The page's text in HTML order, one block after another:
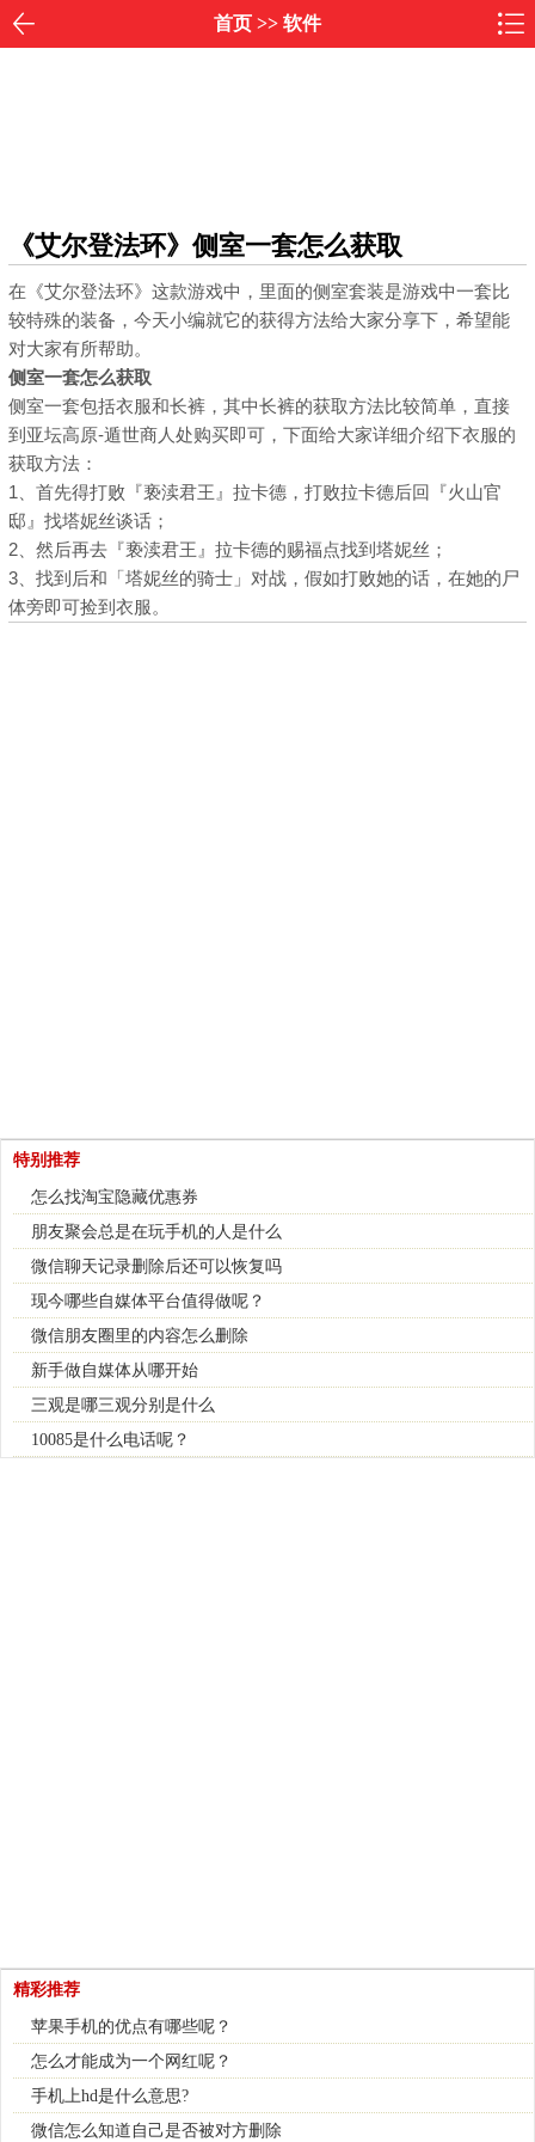
首页>> 软件
《艾尔登法环》侧室一套怎么获取
在《艾尔登法环》这款游戏中，里面的侧室套装是游戏中一套比
较特殊的装备，今天小编就它的获得方法给大家分享下，希望能
对大家有所帮助。
侧室一套怎么获取
侧室一套包括衣服和长裤，其中长裤的获取方法比较简单，直接
到亚坛高原-遁世商人处购买即可，下面给大家详细介绍下衣服的
获取方法：
1、首先得打败『亵渎君王』拉卡德，打败拉卡德后回『火山官
邸』找塔妮丝谈话；
2、然后再去『亵渎君王』拉卡德的赐福点找到塔妮丝；
3、找到后和「塔妮丝的骑士」对战，假如打败她的话，在她的尸
体旁即可捡到衣服。
特别推荐
怎么找淘宝隐藏优惠券
朋友聚会总是在玩手机的人是什么
微信聊天记录删除后还可以恢复吗
现今哪些自媒体平台值得做呢？
微信朋友圈里的内容怎么删除
新手做自媒体从哪开始
三观是哪三观分别是什么
10085是什么电话呢？
精彩推荐
苹果手机的优点有哪些呢？
怎么才能成为一个网红呢？
手机上hd是什么意思?
微信怎么知道自己是否被对方删除